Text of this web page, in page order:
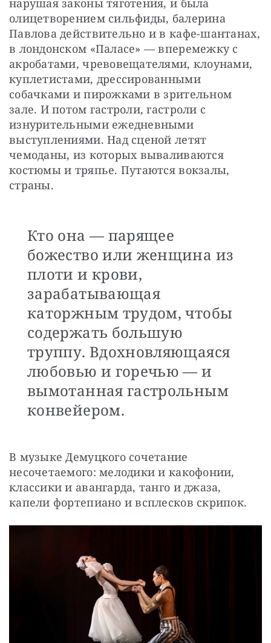
нарушая законы тяготения, и была
олицетворением сильфиды, балерина
Павлова действительно и в кафе-шантанах,
в лондонском «Паласе» — вперемежку с
акробатами, чревовещателями, клоунами,
куплетистами, дрессированными
собачками и пирожками в зрительном
зале. И потом гастроли, гастроли с
изнурительными ежедневными
выступлениями. Над сценой летят
чемоданы, из которых вываливаются
костюмы и тряпье. Путаются вокзалы,
страны.
Кто она — парящее
божество или женщина из
плоти и крови,
зарабатывающая
каторжным трудом, чтобы
содержать большую
труппу. Вдохновляющаяся
любовью и горечью — и
вымотанная гастрольным
конвейером.
В музыке Демуцкого сочетание
несочетаемого: мелодики и какофонии,
классики и авангарда, танго и джаза,
капели фортепиано и всплесков скрипок.